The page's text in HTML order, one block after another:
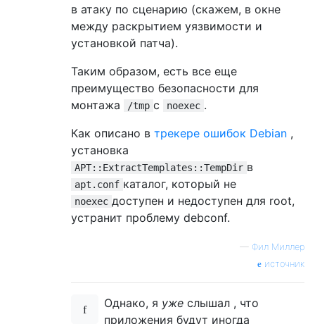
в атаку по сценарию (скажем, в окне
между раскрытием уязвимости и
установкой патча).
Таким образом, есть все еще
преимущество безопасности для
монтажа
/tmp с noexec .
Как описано в трекере ошибок Debian ,
установка
APT::ExtractTemplates::TempDir в
apt.conf каталог, который не
noexec доступен и недоступен для root,
устранит проблему debconf.
— Фил Миллер
источник
Однако, я уже слышал , что
приложения будут иногда